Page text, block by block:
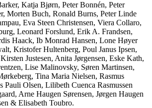
Katja Bjørn, Peter Bonnén, Peter
Morten Buch, Ronald Burns, Peter Linde
Eva Steen Christensen, Viera Collaro,
Leonard Forslund, Erik A. Frandsen,
Haack, Ib Monrad Hansen, Lone Høyer
Kristofer Hultenberg, Poul Janus Ipsen,
Justesen, Anita Jørgensen, Eske Kath,
Lise Malinovsky, Søren Martinsen,
Tina Maria Nielsen, Rasmus
Pauli Olsen, Lilibeth Cuenca Rasmussen
Arne Haugen Sørensen, Jørgen Haugen
& Elisabeth Toubro.